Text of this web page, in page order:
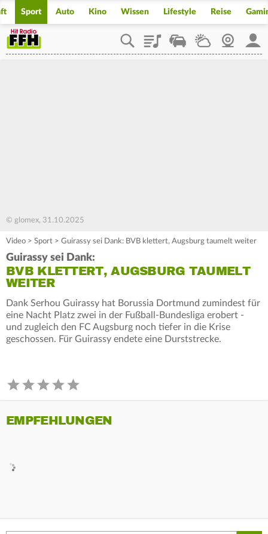
Sport Auto Kino Wissen Lifestyle Reise
PlaylistStaupilotWetterWebcam
© glomex, 31.10.2025
Video > Sport > Guirassy sei Dank: BVB klettert, Augsburg taumelt weiter
Guirassy sei Dank:
BVB KLETTERT, AUGSBURG TAUMELT
WEITER
Dank Serhou Guirassy hat Borussia Dortmund zumindest für
eine Nacht Platz zwei in der Fußball-Bundesliga erobert -
und zugleich den FC Augsburg noch tiefer in die Krise
geschossen. Für Guirassy endete eine Durststrecke.
EMPFEHLUNGEN